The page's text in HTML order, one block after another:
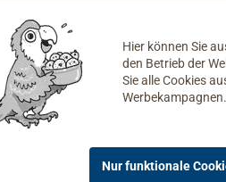
Hier können Sie
den Betrieb der
Sie alle Cookies
Werbekampagnen.
Nur funktionale